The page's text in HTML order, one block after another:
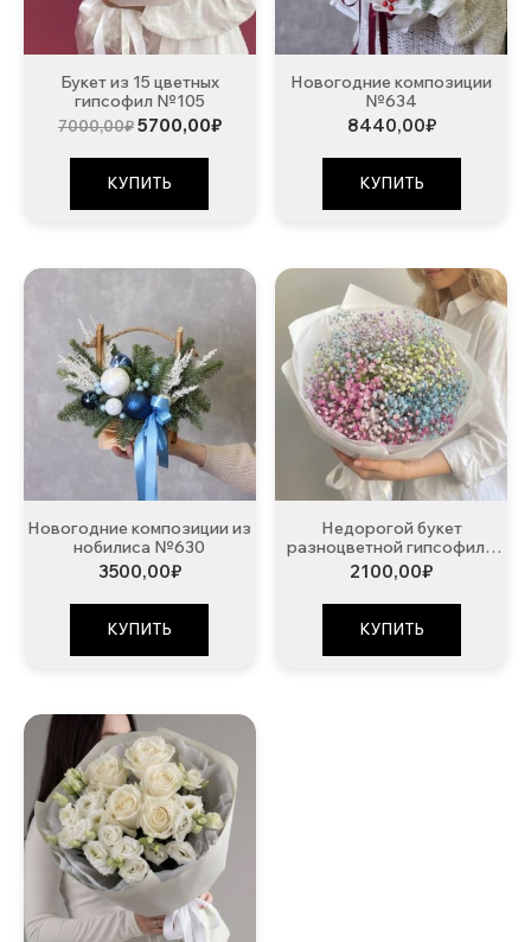
Букет из 15 цветных
гипсофил №105
7000,00₽Первоначальная
составляла
7000,00₽.
5700,00₽Текущая
КУПИТЬ
Новогодние композиции
№634
8440,00₽
КУПИТЬ
Новогодние композиции из
нобилиса №630
3500,00₽
КУПИТЬ
Недорогой букет
разноцветной гипсофилы
№375
2100,00₽
КУПИТЬ